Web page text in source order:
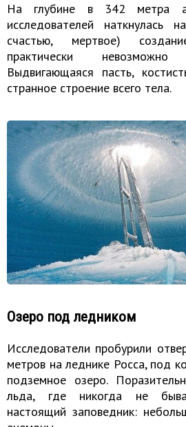
На глубине в 342 метра
исследователей наткнулась
счастью, мертвое)
практически невозможно
Выдвигающаяся пасть,
странное строение всего тела.
Озеро под ледником
Исследователи пробурили
метров на леднике Росса, под
подземное озеро.
льда, где никогда не
настоящий заповедник: